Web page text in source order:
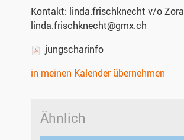
Kontakt: linda.frischknecht v/o Zora
linda.frischknecht@gmx.ch
jungscharinfo
in meinen Kalender übernehmen
Ähnlich